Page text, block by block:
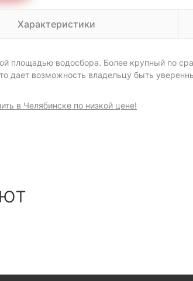
Характеристики
площадью водосбора. Более крупный по
дает возможность владельцу быть
в Челябинске по низкой цене!